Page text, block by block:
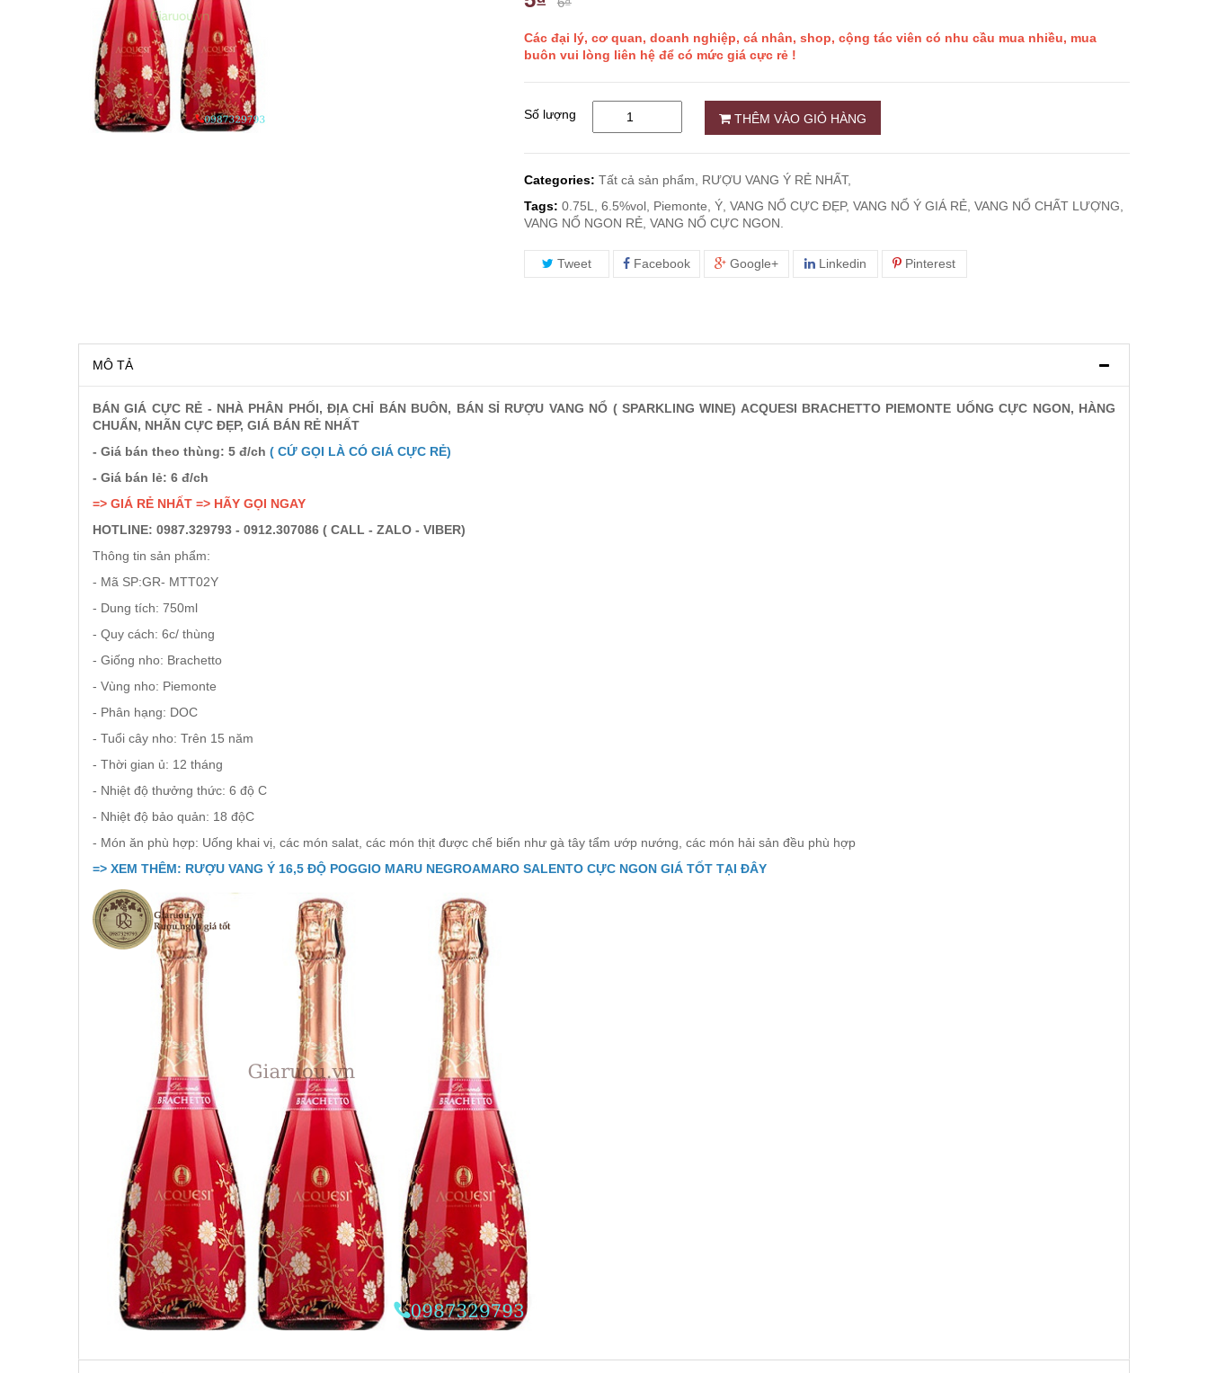
RƯỢU VANG MỸ
RƯỢU VANG NGỌT
RƯỢU VANG BỊCH
RƯỢU WHISKY
RƯỢU XO BRANDY
RƯỢU COGNAC
RƯỢU VANG ĐÀ LẠT
BIA NGOẠI
TRỐNG RƯỢU
Vang Newzeland giá rẻ nhất
Rượu Vang Argentina
VANG CANADA ICEWINE
RƯỢU VANG NAM PHI
Rượu Vang BỒ ĐÀO NHA
RƯỢU VANG ROMANIA GIÁ
RƯỢU VANG ĐỨC
Các đại lý, cơ quan, doanh nghiệp, cá nhân, shop, cộng tác viên có nhu cầu mua nhiều, mua
buôn vui lòng liên hệ để có mức giá cực rẻ !
Số lượng THÊM VÀO GIỎ HÀNG
Categories: Tất cả sản phẩm,
RƯỢU VANG Ý RẺ NHẤT,
Tags: 0.75L, 6.5%vol, Piemonte, Ý, VANG NỔ CỰC ĐẸP, VANG NỔ Ý GIÁ RẺ, VANG NỔ CHẤT LƯỢNG,
VANG NỔ NGON RẺ, VANG NỔ CỰC NGON.
Tweet Facebook Google+ Linkedin Pinterest
MÔ TẢ
BÁN GIÁ CỰC RẺ - NHÀ PHÂN PHỐI, ĐỊA CHỈ BÁN BUÔN, BÁN SỈ RƯỢU VANG NỔ ( SPARKLING WINE) ACQUESI BRACHETTO PIEMONTE UỐNG CỰC NGON, HÀNG
CHUẨN, NHÃN CỰC ĐẸP, GIÁ BÁN RẺ NHẤT
- Giá bán theo thùng: 5 đ/ch ( CỨ GỌI LÀ CÓ GIÁ CỰC RẺ)
- Giá bán lẻ: 6 đ/ch
=> GIÁ RẺ NHẤT => HÃY GỌI NGAY
HOTLINE: 0987.329793 - 0912.307086 ( CALL - ZALO - VIBER)
Thông tin sản phẩm:
- Mã SP:GR- MTT02Y
- Dung tích: 750ml
- Quy cách: 6c/ thùng
- Giống nho: Brachetto
- Vùng nho: Piemonte
- Phân hạng: DOC
- Tuổi cây nho: Trên 15 năm
- Thời gian ủ: 12 tháng
- Nhiệt độ thưởng thức: 6 độ C
- Nhiệt độ bảo quản: 18 độC
- Món ăn phù hợp: Uống khai vị, các món salat, các món thịt được chế biến như gà tây tẩm ướp nướng, các món hải sản đều phù hợp
=> XEM THÊM: RƯỢU VANG Ý 16,5 ĐỘ POGGIO MARU NEGROAMARO SALENTO CỰC NGON GIÁ TỐT TẠI ĐÂY